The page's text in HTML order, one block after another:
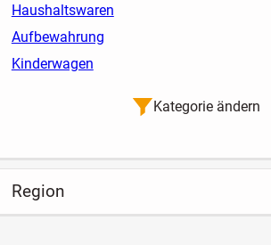
Haushaltswaren
Aufbewahrung
Kinderwagen
Kategorie ändern
Region